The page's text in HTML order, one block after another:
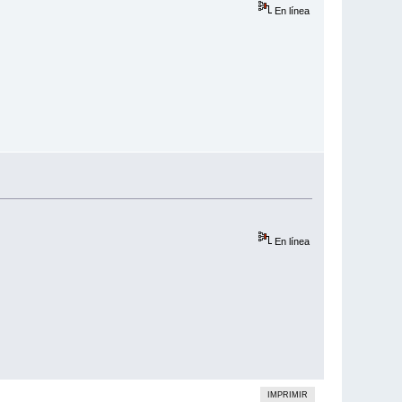
En línea
En línea
IMPRIMIR